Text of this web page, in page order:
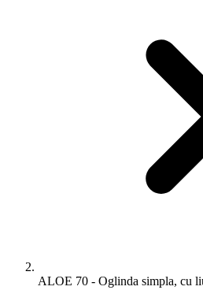
ALOE 70 - Oglinda simpla, cu